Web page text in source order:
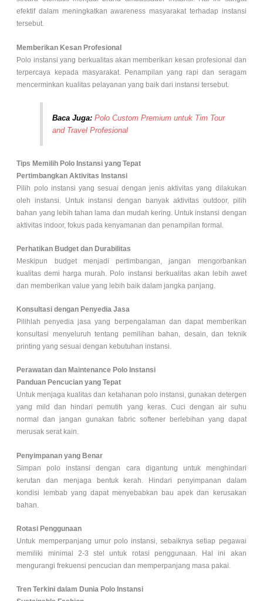
efektif dalam meningkatkan awareness masyarakat terhadap instansi
tersebut.
Memberikan Kesan Profesional
Polo instansi yang berkualitas akan memberikan kesan profesional dan
terpercaya kepada masyarakat. Penampilan yang rapi dan seragam
mencerminkan kualitas pelayanan yang baik dari instansi tersebut.
Baca Juga: Polo Custom Premium untuk Tim Tour
and Travel Profesional
Tips Memilih Polo Instansi yang Tepat
Pertimbangkan Aktivitas Instansi
Pilih polo instansi yang sesuai dengan jenis aktivitas yang dilakukan
oleh instansi. Untuk instansi dengan banyak aktivitas outdoor, pilih
bahan yang lebih tahan lama dan mudah kering. Untuk instansi dengan
aktivitas indoor, fokus pada kenyamanan dan penampilan formal.
Perhatikan Budget dan Durabilitas
Meskipun budget menjadi pertimbangan, jangan mengorbankan
kualitas demi harga murah. Polo instansi berkualitas akan lebih awet
dan memberikan value yang lebih baik dalam jangka panjang.
Konsultasi dengan Penyedia Jasa
Pilihlah penyedia jasa yang berpengalaman dan dapat memberikan
konsultasi menyeluruh tentang pemilihan bahan, desain, dan teknik
printing yang sesuai dengan kebutuhan instansi.
Perawatan dan Maintenance Polo Instansi
Panduan Pencucian yang Tepat
Untuk menjaga kualitas dan ketahanan polo instansi, gunakan detergen
yang mild dan hindari pemutih yang keras. Cuci dengan air suhu
normal dan jangan gunakan fabric softener berlebihan yang dapat
merusak serat kain.
Penyimpanan yang Benar
Simpan polo instansi dengan cara digantung untuk menghindari
kerutan dan menjaga bentuk kerah. Hindari penyimpanan dalam
kondisi lembab yang dapat menyebabkan bau apek dan kerusakan
bahan.
Rotasi Penggunaan
Untuk memperpanjang umur polo instansi, sebaiknya setiap pegawai
memiliki minimal 2-3 stel untuk rotasi penggunaan. Hal ini akan
mengurangi frekuensi pencucian dan memperpanjang masa pakai.
Tren Terkini dalam Dunia Polo Instansi